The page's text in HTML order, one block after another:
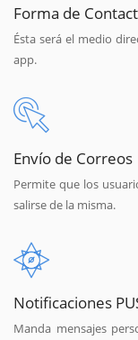
Forma de
Ésta será el medio
app.
Envío de Correos
Permite que los
salirse de la misma.
Notificaciones
Manda mensajes